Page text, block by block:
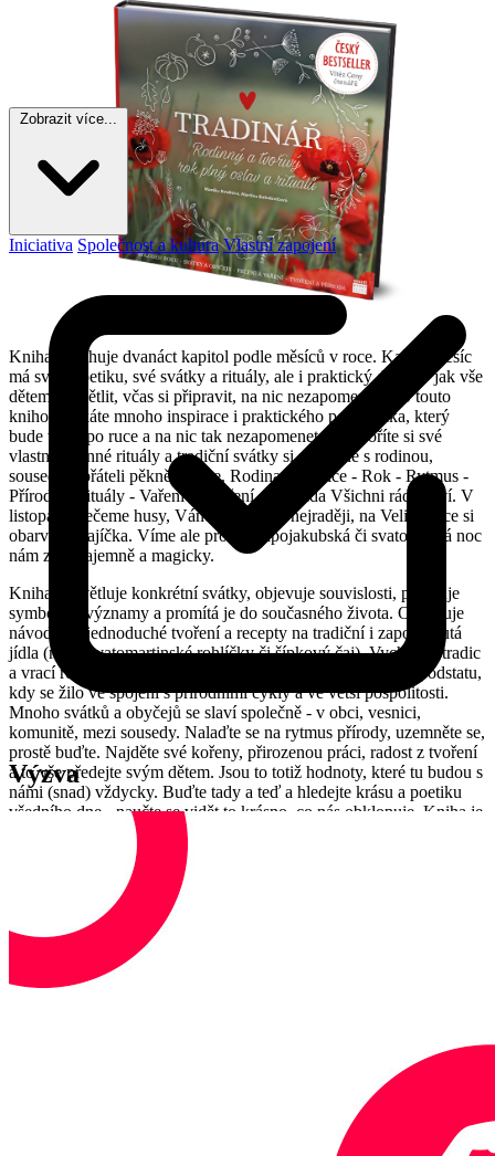
Kniha obsahuje dvanáct kapitol podle měsíců v roce. Každý měsíc
má svou poetiku, své svátky a rituály, ale i praktický dopad - jak vše
dětem vysvětlit, včas si připravit, na nic nezapomenout? S touto
knihou získáte mnoho inspirace i praktického pomocníka, který
bude vždy po ruce a na nic tak nezapomenete. Vytvoříte si své
vlastní rodinné rituály a tradiční svátky si společně s rodinou,
sousedy a přáteli pěkně užijete. Rodina - Tradice - Rok - Rytmus -
Příroda - Rituály - Vaření - Tvoření - Zahrada Všichni rádi slaví. V
listopadu pečeme husy, Vánoce slavíme nejraději, na Velikonoce si
obarvíme vajíčka. Víme ale proč? Filipojakubská či svatojánská noc
nám znějí tajemně a magicky.
Kniha vysvětluje konkrétní svátky, objevuje souvislosti, popisuje
symboly a významy a promítá je do současného života. Obsahuje
návody na jednoduché tvoření a recepty na tradiční i zapomenutá
jídla (např. svatomartinské rohlíčky či šípkový čaj). Vychází z tradic
a vrací rodinnému, ale i společenskému životu prapůvodní podstatu,
kdy se žilo ve spojení s přírodními cykly a ve větší pospolitosti.
Mnoho svátků a obyčejů se slaví společně - v obci, vesnici,
komunitě, mezi sousedy. Nalaďte se na rytmus přírody, uzemněte se,
prostě buďte. Najděte své kořeny, přirozenou práci, radost z tvoření
a to vše předejte svým dětem. Jsou to totiž hodnoty, které tu budou s
námi (snad) vždycky. Buďte tady a teď a hledejte krásu a poetiku
všedního dne - naučte se vidět to krásno, co nás obklopuje. Kniha je
vhodná pro maminky, tatínky, pro mateřská centra, školky, školy,
babičky a dědečky.
Kdo je Lenka Vašková?
Lenka Vašková
je máma Ondry a Jáchyma. Víc jak 14 let strávila ve
světě korporátu. Umí koncepce rozvojových programů. Stála u
vzniku projektů pro manažery, talenty, absolventy VŠ. Spoluuváděla
Zobrazit více...
Iniciativa Společnost a kultura Vlastní zapojení
Výzva